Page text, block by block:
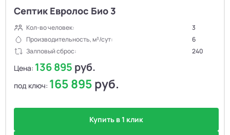
Септик Евролос Био 3
Кол-во человек:
3
Производительность, м³/сут:
6
Залповый сброс:
240
Цена: 136 895 руб.
под ключ: 165 895руб.
Купить в 1 клик